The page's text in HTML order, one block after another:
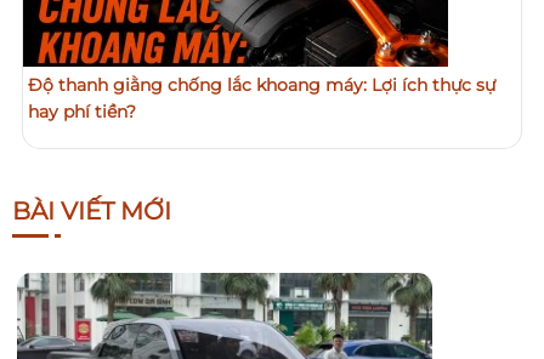
Độ thanh giằng chống lắc khoang máy: Lợi ích thực sự
hay phí tiền?
BÀI VIẾT MỚI